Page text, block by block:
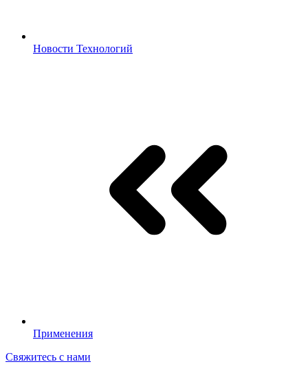
Новости Технологий
Применения
Свяжитесь с нами